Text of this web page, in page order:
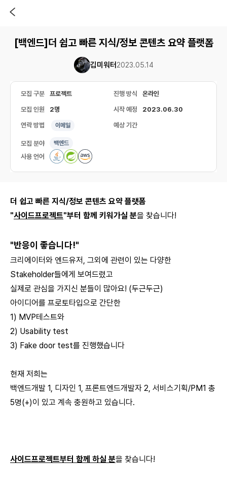
[백엔드]더 쉽고 빠른 지식/정보 콘텐츠 요약 플랫폼
깁미워터 2023.05.14
모집 구분 프로젝트 진행 방식 온라인
모집 인원 2명 시작 예정 2023.06.30
연락 방법 이메일 예상 기간
모집 분야 백엔드
사용 언어
더 쉽고 빠른 지식/정보 콘텐츠 요약 플랫폼
"사이드프로젝트"부터 함께 키워가실 분을 찾습니다!
"반응이 좋습니다!"
크리에이터와 엔드유저, 그외에 관련이 있는 다양한
Stakeholder들에게 보여드렸고
실제로 관심을 가지신 분들이 많아요! (두근두근)
아이디어를 프로토타입으로 간단한
1) MVP테스트와
2) Usability test
3) Fake door test를 진행했습니다
현재 저희는
백엔드개발 1, 디자인 1, 프론트엔드개발자 2, 서비스기획/PM1 총
5명(+)이 있고 계속 충원하고 있습니다.
사이드프로젝트부터 함께 하실 분을 찾습니다!